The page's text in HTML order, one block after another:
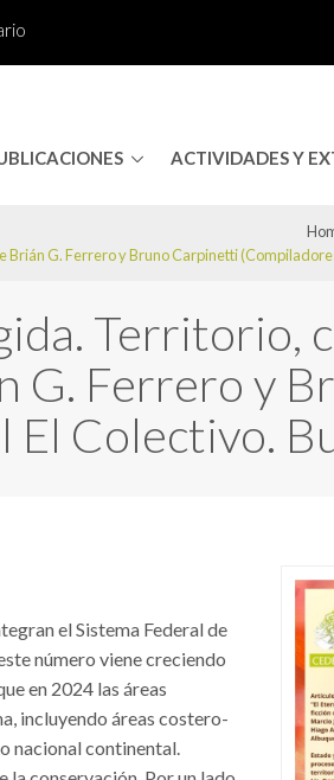
ACTIVIDADES Y
G. Ferrero y Bruno Carpinetti
Territorio,
G. Ferrero y
Colectivo.
el Sistema Federal de
número viene creciendo
en 2024 las áreas
incluyendo áreas costero-
nacional continental.